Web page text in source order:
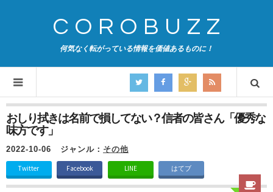
COROBUZZ
何気なく転がっている情報を価値あるものに！
おしり拭きは名前で損してない？信者の皆さん「優秀な
味方です」
2022-10-06 ジャンル： その他
Twitter Facebook LINE はてブ